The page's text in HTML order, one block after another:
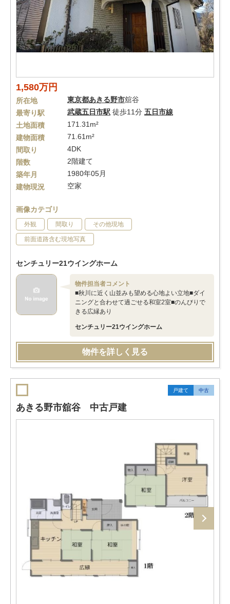
1,580万円
所在地 東京都あきる野市舘谷
最寄り駅
武蔵五日市駅 徒歩11分 五日市線
土地面積
171.31m²
建物面積
71.61m²
間取り
4DK
階数
2階建て
築年月
1980年05月
建物現況
空家
画像カテゴリ
外観 間取り その他現地
前面道路含む現地写真
センチュリー21ウイングホーム
物件担当者コメント
■秋川に近く山並みも望める心地よい立地■ダイ
ニングと合わせて過ごせる和室2室■のんびりで
きる広縁あり
センチュリー21ウイングホーム
物件を詳しく見る
戸建て 中古
あきる野市舘谷 中古戸建